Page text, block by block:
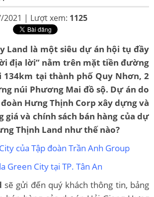
2021 | Lượt xem: 1125
Land là một siêu dự án hội tụ đầy
địa lời” nằm trên mặt tiền đường
134km tại thành phố Quy Nhơn, 2
núi Phương Mai đồ sộ. Dự án do
Hưng Thịnh Corp xây dựng và
giá và chính sách bán hàng của dự
Thịnh Land như thế nào?
của Tập đoàn Trần Anh Group
Green Citytại TP. Tân An
sẽ gửi đến quý khách thông tin, bảng